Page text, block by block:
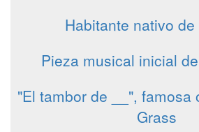
Habitante nativo
Pieza musical inicial
"El tambor de __", famosa
Grass